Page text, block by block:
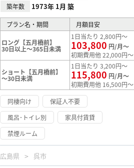
築年数 1973年 1月 築
プラン名・期間 月額目安
ロング【五月橋前】
30日以上～365日未満
1日当たり 2,800円～
103,800 円/月～
初期費用他 22,000円～
ショート【五月橋前】
～30日未満
1日当たり 3,200円～
115,800 円/月～
初期費用他 16,500円～
同棲向け
保証人不要
風呂･トイレ別
家具付賃貸
禁煙ルーム
広島県 呉市